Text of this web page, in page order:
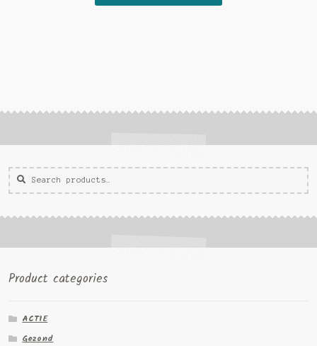
Zoeken
voor:
Zoek
Product categories
ACTIE
Gezond